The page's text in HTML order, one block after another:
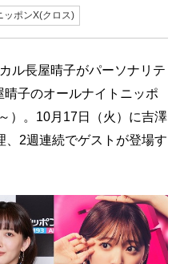
ッポンX(クロス)
ル長屋晴子がパーソナリテ
子のオールナイトニッポ
）。10月17日（火）に吉澤
2週連続でゲストが登場す